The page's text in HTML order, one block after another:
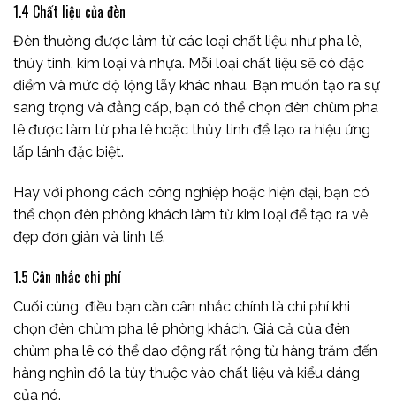
1.4 Chất liệu của đèn
Đèn thường được làm từ các loại chất liệu như pha lê,
thủy tinh, kim loại và nhựa. Mỗi loại chất liệu sẽ có đặc
điểm và mức độ lộng lẫy khác nhau. Bạn muốn tạo ra sự
sang trọng và đẳng cấp, bạn có thể chọn đèn chùm pha
lê được làm từ pha lê hoặc thủy tinh để tạo ra hiệu ứng
lấp lánh đặc biệt.
Hay với phong cách công nghiệp hoặc hiện đại, bạn có
thể chọn đèn phòng khách làm từ kim loại để tạo ra vẻ
đẹp đơn giản và tinh tế.
1.5 Cân nhắc chi phí
Cuối cùng, điều bạn cần cân nhắc chính là chi phí khi
chọn đèn chùm pha lê phòng khách. Giá cả của đèn
chùm pha lê có thể dao động rất rộng từ hàng trăm đến
hàng nghìn đô la tùy thuộc vào chất liệu và kiểu dáng
của nó.